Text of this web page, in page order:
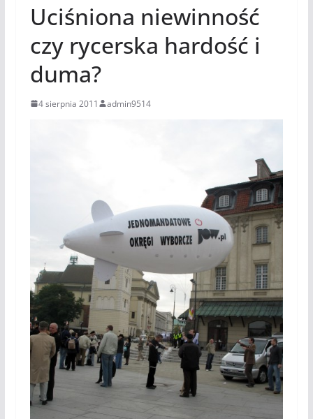
Uciśniona niewinność
czy rycerska hardość i
duma?
4 sierpnia 2011 admin9514